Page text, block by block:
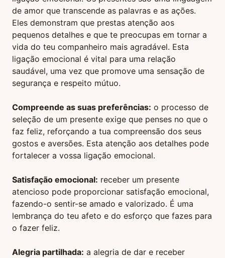
de amor que transcende as palavras e as ações.
Eles demonstram que prestas atenção aos
pequenos detalhes e que te preocupas em tornar a
vida do teu companheiro mais agradável. Esta
ligação emocional é vital para uma relação
saudável, uma vez que promove uma sensação de
segurança e respeito mútuo.
Compreende as suas preferências: o processo de
seleção de um presente exige que penses no que o
faz feliz, reforçando a tua compreensão dos seus
gostos e aversões. Esta atenção aos detalhes pode
fortalecer a vossa ligação emocional.
Satisfação emocional: receber um presente
atencioso pode proporcionar satisfação emocional,
fazendo-o sentir-se amado e valorizado. É uma
lembrança do teu afeto e do esforço que fazes para
o fazer feliz.
Alegria partilhada: a alegria de dar e receber